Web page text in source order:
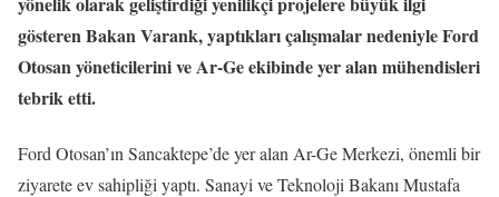
gösteren Bakan Varank, yaptıkları çalışmalar nedeniyle Ford
Otosan yöneticilerini ve Ar-Ge ekibinde yer alan mühendisleri
tebrik etti.
Ford Otosan’ın Sancaktepe’de yer alan Ar-Ge Merkezi, önemli bir
ziyarete ev sahipliği yaptı. Sanayi ve Teknoloji Bakanı Mustafa